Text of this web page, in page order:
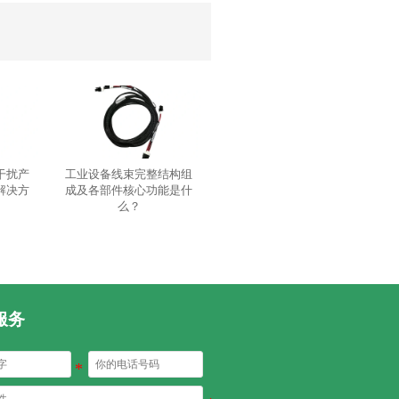
扰产
决方
工业设备线束完整结构组
成及各部件核心功能是什
么？
务